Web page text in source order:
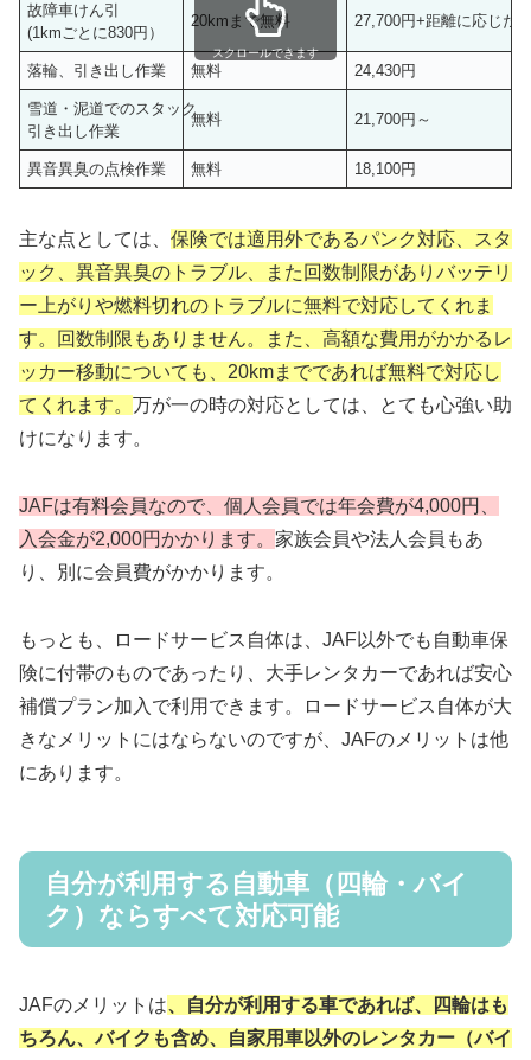
故障車けん引
(1kmごとに830円）
20kmまで無料 27,700円+距離に応じた
落輪、引き出し作業 無料 24,430円
雪道・泥道でのスタック
引き出し作業
無料 21,700円～
異音異臭の点検作業 無料 18,100円
スクロールできます
主な点としては、 保険では適用外であるパンク対応、スタ
ック、異音異臭のトラブル、また回数制限がありバッテリ
ー上がりや燃料切れのトラブルに無料で対応してくれま
す。回数制限もありません。また、高額な費用がかかるレ
ッカー移動についても、20kmまでであれば無料で対応し
てくれます。 万が一の時の対応としては、とても心強い助
けになります。
JAFは有料会員なので、個人会員では年会費が4,000円、
入会金が2,000円かかります。 家族会員や法人会員もあ
り、別に会員費がかかります。
もっとも、ロードサービス自体は、JAF以外でも自動車保
険に付帯のものであったり、大手レンタカーであれば安心
補償プラン加入で利用できます。ロードサービス自体が大
きなメリットにはならないのですが、JAFのメリットは他
にあります。
自分が利用する自動車（四輪・バイ
ク）ならすべて対応可能
JAFのメリットは、自分が利用する車であれば、四輪はも
ちろん、バイクも含め、自家用車以外のレンタカー （バイ